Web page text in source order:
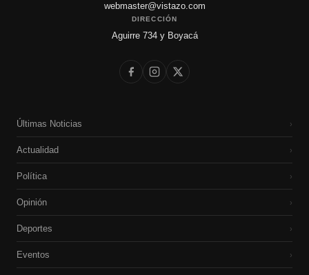
webmaster@vistazo.com
DIRECCIÓN
Aguirre 734 y Boyacá
Últimas Noticias ›
Actualidad ›
Política ›
Opinión ›
Deportes ›
Eventos ›